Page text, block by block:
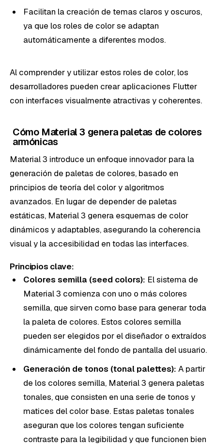
Facilitan la creación de temas claros y oscuros,
ya que los roles de color se adaptan
automáticamente a diferentes modos.
Al comprender y utilizar estos roles de color, los
desarrolladores pueden crear aplicaciones Flutter
con interfaces visualmente atractivas y coherentes.
Cómo Material 3 genera paletas de colores
armónicas
Material 3 introduce un enfoque innovador para la
generación de paletas de colores, basado en
principios de teoría del color y algoritmos
avanzados. En lugar de depender de paletas
estáticas, Material 3 genera esquemas de color
dinámicos y adaptables, asegurando la coherencia
visual y la accesibilidad en todas las interfaces.
Principios clave:
Colores semilla (seed colors): El sistema de
Material 3 comienza con uno o más colores
semilla, que sirven como base para generar toda
la paleta de colores. Estos colores semilla
pueden ser elegidos por el diseñador o extraídos
dinámicamente del fondo de pantalla del usuario.
Generación de tonos (tonal palettes): A partir
de los colores semilla, Material 3 genera paletas
tonales, que consisten en una serie de tonos y
matices del color base. Estas paletas tonales
aseguran que los colores tengan suficiente
contraste para la legibilidad y que funcionen bien